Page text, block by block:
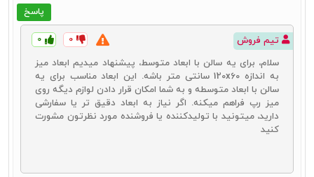
پاسخ
تیم فروش ۰ ۰
سلام، برای یه سالن با ابعاد متوسط، پیشنهاد میدیم ابعاد میز
به اندازه 120x60 سانتی متر باشه. این ابعاد مناسب برای یه
سالن با ابعاد متوسطه و به شما امکان قرار دادن لوازم دیگه روی
میز رپ فراهم میکنه. اگر نیاز به ابعاد دقیق تر یا سفارشی
دارید، میتونید با تولیدکننده یا فروشنده مورد نظرتون مشورت
کنید